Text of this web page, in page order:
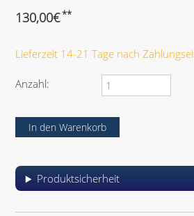
130,00€**
Lieferzeit 14-21 Tage nach
Anzahl:
Produktsicherheit